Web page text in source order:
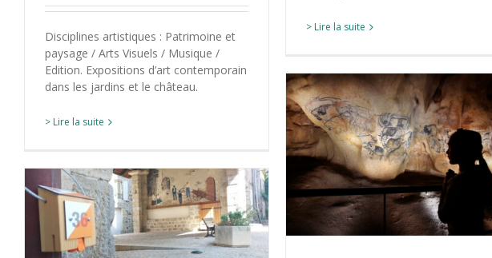
Disciplines artistiques : Patrimoine et
paysage / Arts Visuels / Musique /
Edition. Expositions d’art contemporain
dans les jardins et le château.
> Lire la suite
> Lire la suite